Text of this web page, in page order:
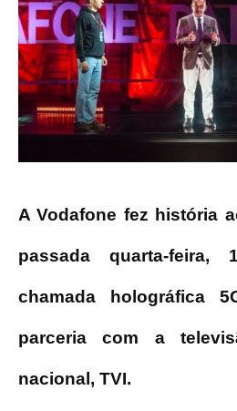
A Vodafone fez história
passada quarta-feira,
chamada holográfica
parceria com a
nacional, TVI.